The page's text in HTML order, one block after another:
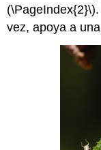
(\PageIndex{2}\)
vez, apoya a